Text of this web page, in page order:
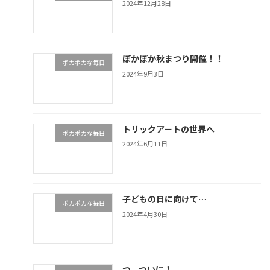
2024年12月28日
ポカポカな毎日 ぽかぽか秋まつり開催！！
2024年9月3日
ポカポカな毎日 トリックアートの世界へ
2024年6月11日
ポカポカな毎日 子どもの日に向けて…
2024年4月30日